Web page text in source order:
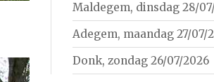
Maldegem, dinsdag 28/
Adegem, maandag 27/07/
Donk, zondag 26/07/2026